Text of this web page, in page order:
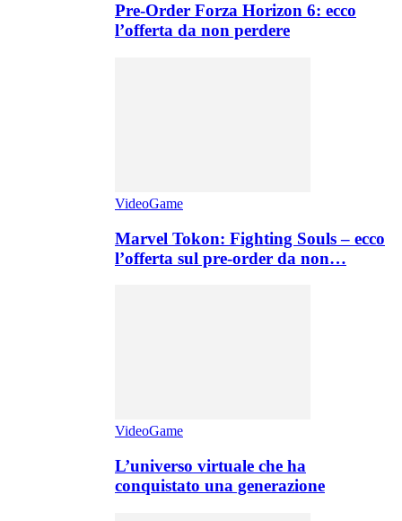
Pre-Order Forza Horizon 6: ecco
l’offerta da non perdere
VideoGame
Marvel Tokon: Fighting Souls – ecco
l’offerta sul pre-order da non…
VideoGame
L’universo virtuale che ha
conquistato una generazione